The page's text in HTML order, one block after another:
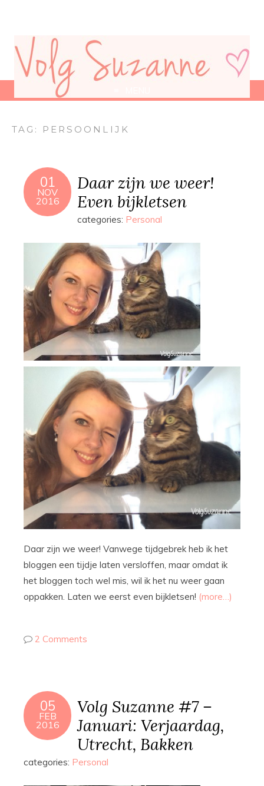
TAG: PERSOONLIJK
01
NOV
2016
Daar zijn we weer!
Even bijkletsen
categories: Personal
Daar zijn we weer! Vanwege tijdgebrek heb ik het
bloggen een tijdje laten versloffen, maar omdat ik
het bloggen toch wel mis, wil ik het nu weer gaan
oppakken. Laten we eerst even bijkletsen! (more…)
2 Comments
05
FEB
2016
Volg Suzanne #7 –
Januari: Verjaardag,
Utrecht, Bakken
categories: Personal